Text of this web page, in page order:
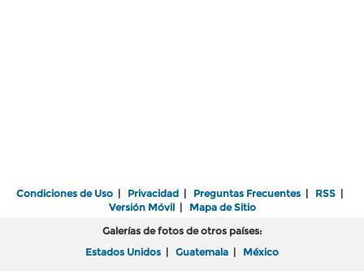
Condiciones de Uso | Privacidad | Preguntas Frecuentes | RSS |
Versión Móvil| Mapa de Sitio
Galerías de fotos de otros países:
Estados Unidos | Guatemala | México